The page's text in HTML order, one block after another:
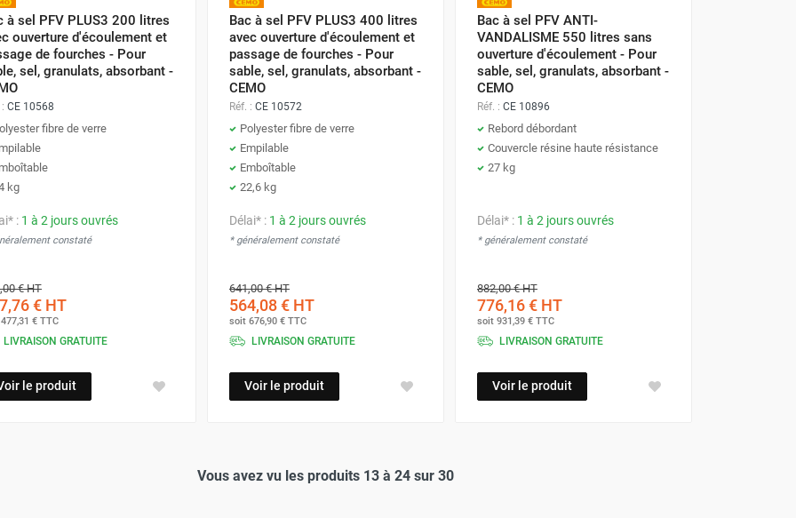
à sel PFV PLUS3 200 litres
ouverture d'écoulement et
de fourches - Pour
sel, granulats, absorbant -
CE 10568
fibre de verre
kg
: 1 à 2 jours ouvrés
constaté
€HT
€ HT
477,31 € TTC
LIVRAISON GRATUITE
le produit
Bac à sel PFV PLUS3 400 litres
avec ouverture d'écoulement et
passage de fourches - Pour
sable, sel, granulats, absorbant -
CEMO
Réf. : CE 10572
Polyester fibre de verre
Empilable
Emboîtable
22,6 kg
Délai* : 1 à 2 jours ouvrés
* généralement constaté
641,00 €HT
564,08 €HT
soit 676,90 €TTC
LIVRAISON GRATUITE
Voir le produit
Bac à sel PFV ANTI-
VANDALISME 550 litres sans
ouverture d'écoulement - Pour
sable, sel, granulats, absorbant -
CEMO
Réf. : CE 10896
Rebord débordant
Couvercle résine haute résistance
27 kg
Délai* : 1 à 2 jours ouvrés
* généralement constaté
882,00 €HT
776,16 €HT
soit 931,39 €TTC
LIVRAISON GRATUITE
Voir le produit
Vous avez vu les produits 13 à 24 sur 30